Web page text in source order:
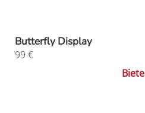
Butterfly Display
99€
Biete